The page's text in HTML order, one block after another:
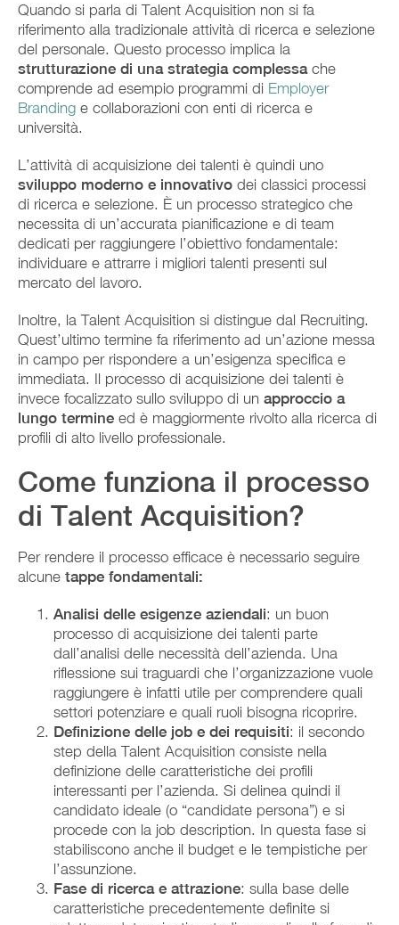
Quando si parla di Talent Acquisition non si fa
riferimento alla tradizionale attività di ricerca e selezione
del personale. Questo processo implica la
strutturazione di una strategia complessache
comprende ad esempio programmi di Employer
Branding e collaborazioni con enti di ricerca e
università.
L’attività di acquisizione dei talenti è quindi uno
sviluppo moderno e innovativo dei classici processi
di ricerca e selezione. È un processo strategico che
necessita di un’accurata pianificazione e di team
dedicati per raggiungere l’obiettivo fondamentale:
individuare e attrarre i migliori talenti presenti sul
mercato del lavoro.
Inoltre, la Talent Acquisition si distingue dal Recruiting.
Quest’ultimo termine fa riferimento ad un’azione messa
in campo per rispondere a un’esigenza specifica e
immediata. Il processo di acquisizione dei talenti è
invece focalizzato sullo sviluppo di un approccio a
lungo termine ed è maggiormente rivolto alla ricerca di
profili di alto livello professionale.
Come funziona il processo
di Talent Acquisition?
Per rendere il processo efficace è necessario seguire
alcune tappe fondamentali:
Analisi delle esigenze aziendali: un buon
processo di acquisizione dei talenti parte
dall’analisi delle necessità dell’azienda. Una
riflessione sui traguardi che l’organizzazione vuole
raggiungere è infatti utile per comprendere quali
settori potenziare e quali ruoli bisogna ricoprire.
Definizione delle job e dei requisiti: il secondo
step della Talent Acquisition consiste nella
definizione delle caratteristiche dei profili
interessanti per l’azienda. Si delinea quindi il
candidato ideale (o “candidate persona”) e si
procede con la job description. In questa fase si
stabiliscono anche il budget e le tempistiche per
l’assunzione.
Fase di ricerca e attrazione: sulla base delle
caratteristiche precedentemente definite si